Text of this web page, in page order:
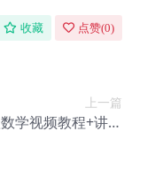
收藏 点赞(0)
上一篇
学视频教程+讲义